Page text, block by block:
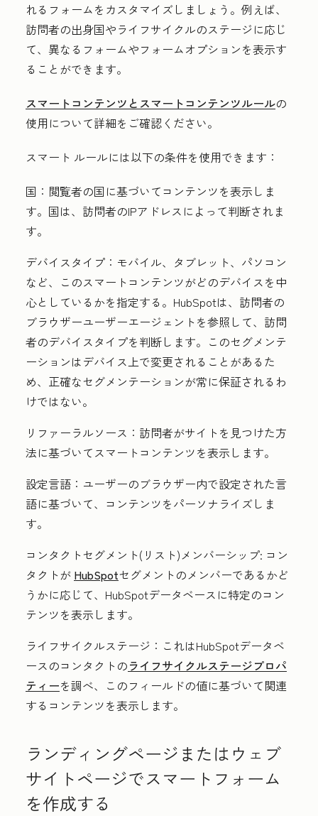
れるフォームをカスタマイズしましょう。例えば、
訪問者の出身国やライフサイクルのステージに応じ
て、異なるフォームやフォームオプションを表示す
ることができます。
スマートコンテンツとスマートコンテンツルールの
使用について詳細をご確認ください。
スマート ルールには以下の条件を使用できます：
国： 閲覧者の国に基づいてコンテンツを表示しま
す。国は、訪問者のIPアドレスによって判断されま
す。
デバイスタイプ： モバイル、タブレット、パソコン
など、このスマートコンテンツがどのデバイスを中
心としているかを指定する。HubSpotは、訪問者の
ブラウザーユーザーエージェントを参照して、訪問
者のデバイスタイプを判断します。このセグメンテ
ーションはデバイス上で変更されることがあるた
め、正確なセグメンテーションが常に保証されるわ
けではない。
リファーラルソース： 訪問者がサイトを見つけた方
法に基づいてスマートコンテンツを表示します。
設定言語： ユーザーのブラウザー内で設定された言
語に基づいて、コンテンツをパーソナライズしま
す。
コンタクトセグメント(リスト)メンバーシップ: コン
タクトが HubSpotセグメントのメンバーであるかど
うかに応じて、HubSpotデータベースに特定のコン
テンツを表示します。
ライフサイクルステージ： これはHubSpotデータベ
ースのコンタクトのライフサイクルステージプロパ
ティーを調べ、このフィールドの値に基づいて関連
するコンテンツを表示します。
ランディングページまたはウェブ
サイトページでスマートフォーム
を作成する